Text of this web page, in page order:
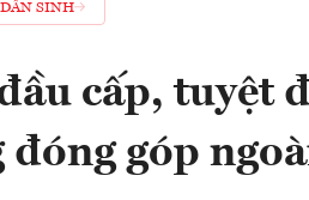
DÂN SINH
cấp, tuyệt
góp